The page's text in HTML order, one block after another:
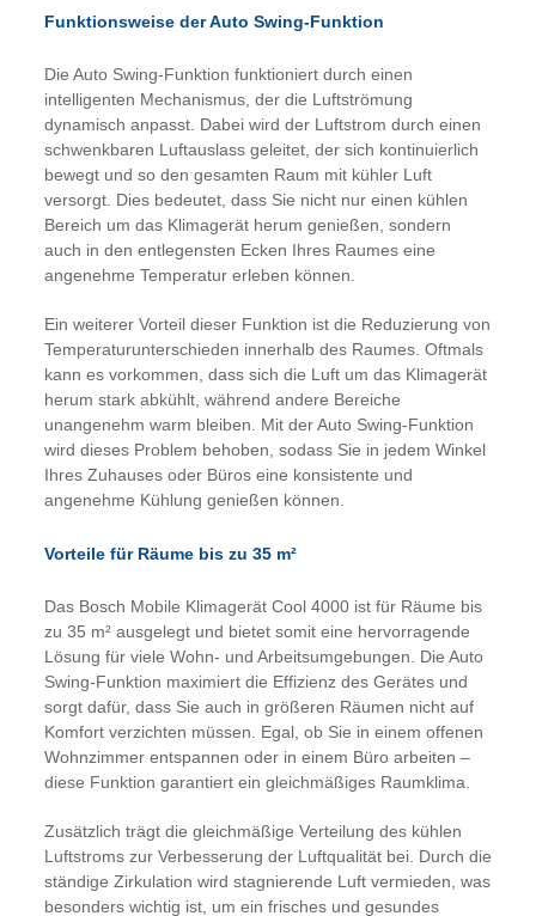
Funktionsweise der Auto Swing-Funktion
Die Auto Swing-Funktion funktioniert durch einen
intelligenten Mechanismus, der die Luftströmung
dynamisch anpasst. Dabei wird der Luftstrom durch einen
schwenkbaren Luftauslass geleitet, der sich kontinuierlich
bewegt und so den gesamten Raum mit kühler Luft
versorgt. Dies bedeutet, dass Sie nicht nur einen kühlen
Bereich um das Klimagerät herum genießen, sondern
auch in den entlegensten Ecken Ihres Raumes eine
angenehme Temperatur erleben können.
Ein weiterer Vorteil dieser Funktion ist die Reduzierung von
Temperaturunterschieden innerhalb des Raumes. Oftmals
kann es vorkommen, dass sich die Luft um das Klimagerät
herum stark abkühlt, während andere Bereiche
unangenehm warm bleiben. Mit der Auto Swing-Funktion
wird dieses Problem behoben, sodass Sie in jedem Winkel
Ihres Zuhauses oder Büros eine konsistente und
angenehme Kühlung genießen können.
Vorteile für Räume bis zu 35 m²
Das Bosch Mobile Klimagerät Cool 4000 ist für Räume bis
zu 35 m² ausgelegt und bietet somit eine hervorragende
Lösung für viele Wohn- und Arbeitsumgebungen. Die Auto
Swing-Funktion maximiert die Effizienz des Gerätes und
sorgt dafür, dass Sie auch in größeren Räumen nicht auf
Komfort verzichten müssen. Egal, ob Sie in einem offenen
Wohnzimmer entspannen oder in einem Büro arbeiten –
diese Funktion garantiert ein gleichmäßiges Raumklima.
Zusätzlich trägt die gleichmäßige Verteilung des kühlen
Luftstroms zur Verbesserung der Luftqualität bei. Durch die
ständige Zirkulation wird stagnierende Luft vermieden, was
besonders wichtig ist, um ein frisches und gesundes